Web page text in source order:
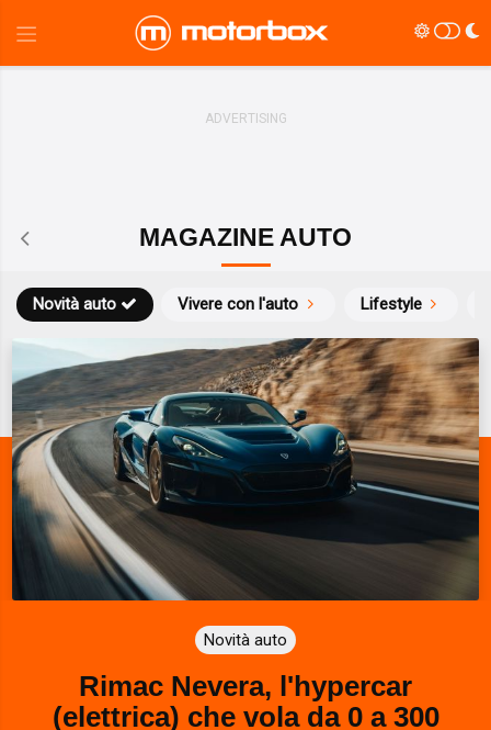
MAGAZINE AUTO
Novità auto Vivere con l'auto Lifestyle
Novità auto
Rimac Nevera, l'hypercar
(elettrica) che vola da 0 a 300